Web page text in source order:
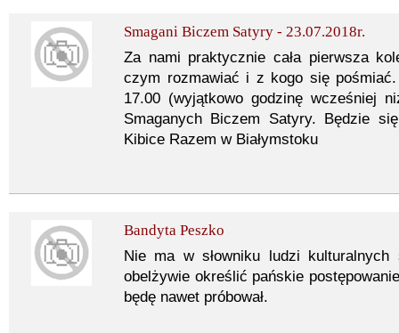
Smagani Biczem Satyry - 23.07.2018r.
Za nami praktycznie cała pierwsza
czym rozmawiać i z kogo się
17.00 (wyjątkowo godzinę wcześniej
Smaganych Biczem Satyry. Będzie
Kibice Razem w Białymstoku
Bandyta Peszko
Nie ma w słowniku ludzi kulturalnych
obelżywie określić pańskie
będę nawet próbował.